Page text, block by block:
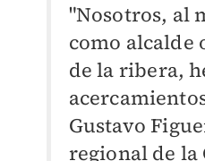
"Nosotros, al
como alcalde
de la ribera,
Gustavo
regional de